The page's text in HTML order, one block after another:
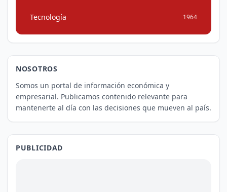
Tecnología 1964
NOSOTROS
Somos un portal de información económica y
empresarial. Publicamos contenido relevante para
mantenerte al día con las decisiones que mueven al país.
PUBLICIDAD